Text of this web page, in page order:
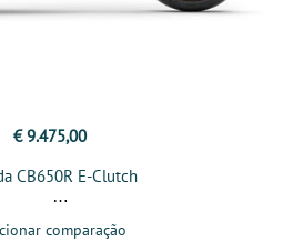
€ 9.475,00
CB650R E-Clutch
comparação